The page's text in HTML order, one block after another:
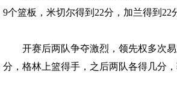
9个篮板，米切尔得到22分，加兰得到22
开赛后两队争夺激烈，领先权多次易
分，格林上篮得手，之后两队各得几分